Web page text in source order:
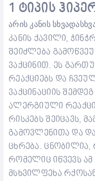
1 ტიპის
არის კანის
კანის ქავილი,
შეიძლება
ვაქცინით. ეს
რეაქციებს და
ვაქცინაციის
ალერგიული
რისკებს შეიცავს,
გამოვლენითა და
ცხრება. ცნობილია,
რომელიც იწვევს ამ
მსხვილფეხა